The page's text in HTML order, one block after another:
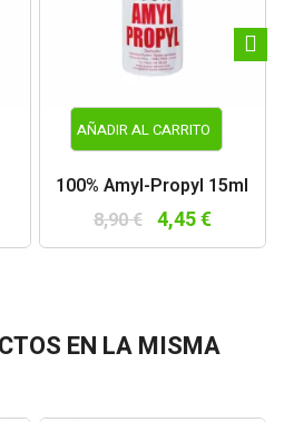
AÑADIR AL CARRITO
100% Amyl-Propyl 15ml
8,90 € 4,45 €
EN LA MISMA